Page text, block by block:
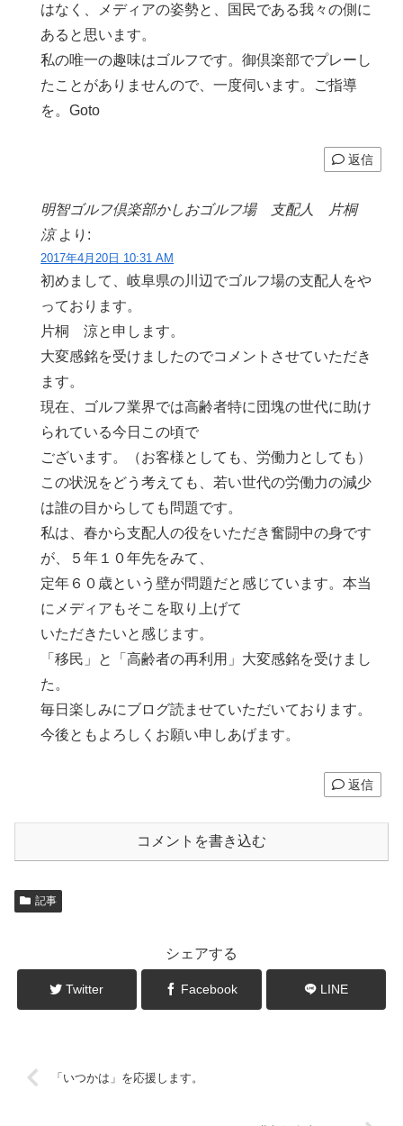
はなく、メディアの姿勢と、国民である我々の側に
あると思います。
私の唯一の趣味はゴルフです。御倶楽部でプレーし
たことがありませんので、一度伺います。ご指導
を。Goto
返信
明智ゴルフ倶楽部かしおゴルフ場 支配人 片桐
涼 より:
2017年4月20日 10:31 AM
初めまして、岐阜県の川辺でゴルフ場の支配人をや
っております。
片桐 涼と申します。
大変感銘を受けましたのでコメントさせていただき
ます。
現在、ゴルフ業界では高齢者特に団塊の世代に助け
られている今日この頃で
ございます。（お客様としても、労働力としても）
この状況をどう考えても、若い世代の労働力の減少
は誰の目からしても問題です。
私は、春から支配人の役をいただき奮闘中の身です
が、５年１０年先をみて、
定年６０歳という壁が問題だと感じています。本当
にメディアもそこを取り上げて
いただきたいと感じます。
「移民」と「高齢者の再利用」大変感銘を受けまし
た。
毎日楽しみにブログ読ませていただいております。
今後ともよろしくお願い申しあげます。
返信
コメントを書き込む
記事
シェアする
Twitter Facebook LINE
「いつかは」を応援します。